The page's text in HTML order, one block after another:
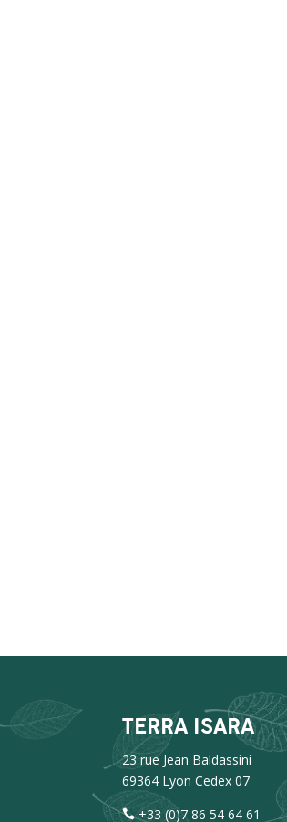
TERRA ISARA
23 rue Jean Baldassini
69364 Lyon Cedex 07
+33 (0)7 86 54 64 61